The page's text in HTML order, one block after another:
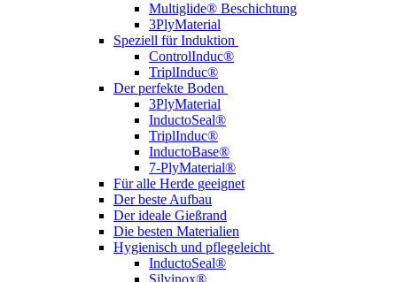
Multiglide® Beschichtung
3PlyMaterial
Speziell für Induktion
ControlInduc®
TriplInduc®
Der perfekte Boden
3PlyMaterial
InductoSeal®
TriplInduc®
InductoBase®
7-PlyMaterial®
Für alle Herde geeignet
Der beste Aufbau
Der ideale Gießrand
Die besten Materialien
Hygienisch und pflegeleicht
InductoSeal®
Silvinox®